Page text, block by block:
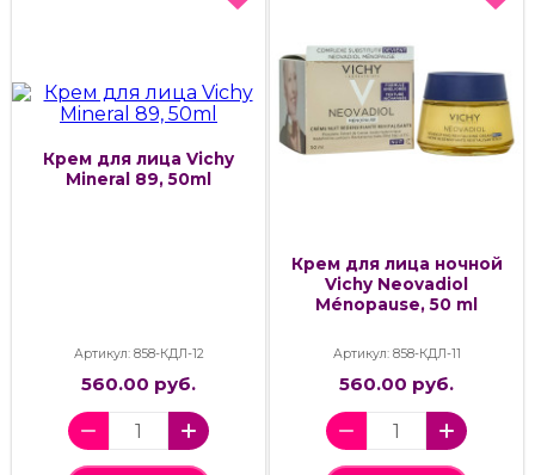
Крем для лица Vichy
Mineral 89, 50ml
Артикул: 858-КДЛ-12
560.00 руб.
Крем для лица ночной
Vichy Neovadiol
Ménopause, 50 ml
Артикул: 858-КДЛ-11
560.00 руб.